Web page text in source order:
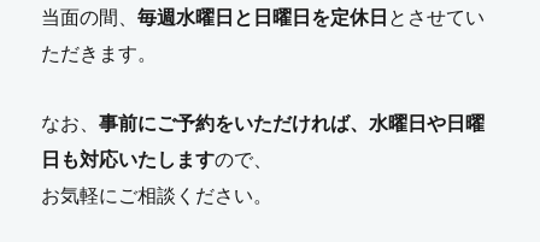
当面の間、毎週水曜日と日曜日を定休日 とさせてい
ただきます。
なお、事前にご予約をいただければ、水曜日や日曜
日も対応いたしますので、
お気軽にご相談ください。